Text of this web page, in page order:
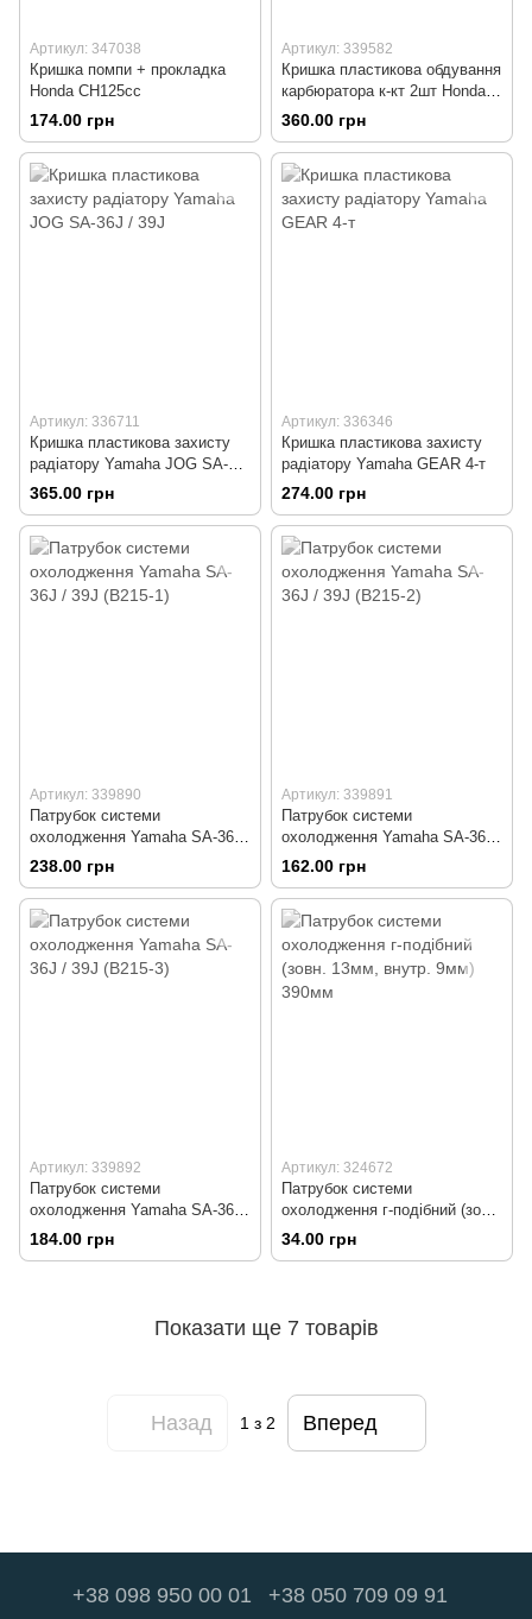
Артикул: 347038
Кришка помпи + прокладка
Honda СH125cc
174.00 грн
Артикул: 339582
Кришка пластикова обдування
карбюратора к-кт 2шт Honda
DIO AF34 / 35
360.00 грн
Артикул: 336711
Кришка пластикова захисту
радіатору Yamaha JOG SA-
36J / 39J
365.00 грн
Артикул: 336346
Кришка пластикова захисту
радіатору Yamaha GEAR 4-т
274.00 грн
Артикул: 339890
Патрубок системи
охолодження Yamaha SA-36J
/ 39J (B215-1)
238.00 грн
Артикул: 339891
Патрубок системи
охолодження Yamaha SA-36J
/ 39J (B215-2)
162.00 грн
Артикул: 339892
Патрубок системи
охолодження Yamaha SA-36J
/ 39J (B215-3)
184.00 грн
Артикул: 324672
Патрубок системи
охолодження г-подібний (зовн.
13мм, внутр. 9мм) 390мм
34.00 грн
Показати ще 7 товарів
Назад 1з 2 Вперед
+38 098 950 00 01 +38 050 709 09 91